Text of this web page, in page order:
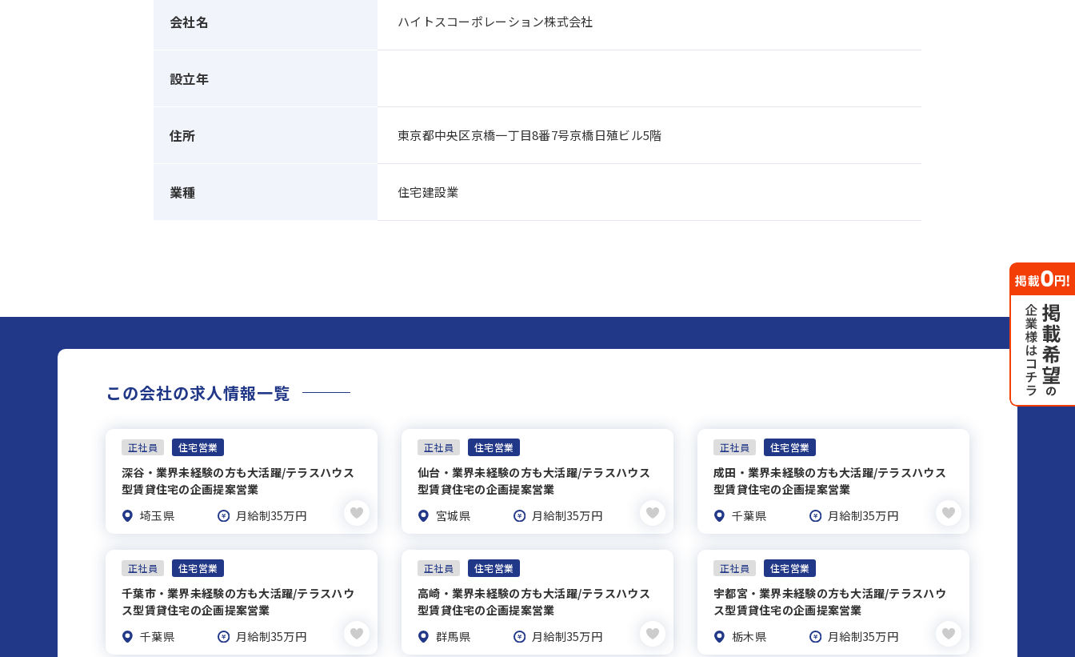
会社名 ハイトスコーポレーション株式会社
設立年
住所 東京都中央区京橋一丁目8番7号京橋日殖ビル5階
業種 住宅建設業
この会社の求人情報一覧
正社員 住宅営業
深谷・業界未経験の方も大活躍/テラスハウス
型賃貸住宅の企画提案営業
埼玉県
月給制35万円
正社員 住宅営業
仙台・業界未経験の方も大活躍/テラスハウス
型賃貸住宅の企画提案営業
宮城県
月給制35万円
正社員 住宅営業
成田・業界未経験の方も大活躍/テラスハウス
型賃貸住宅の企画提案営業
千葉県
月給制35万円
正社員 住宅営業
千葉市・業界未経験の方も大活躍/テラスハウ
ス型賃貸住宅の企画提案営業
千葉県
月給制35万円
正社員 住宅営業
高崎・業界未経験の方も大活躍/テラスハウス
型賃貸住宅の企画提案営業
群馬県
月給制35万円
正社員 住宅営業
宇都宮・業界未経験の方も大活躍/テラスハウ
ス型賃貸住宅の企画提案営業
栃木県
月給制35万円